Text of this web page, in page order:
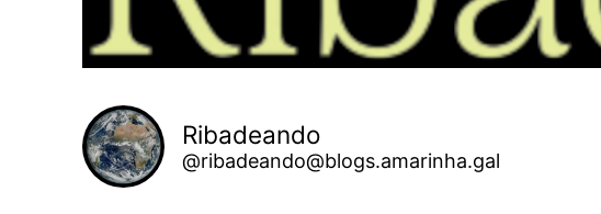
Ribadeando
@ribadeando@blogs.amarinha.gal